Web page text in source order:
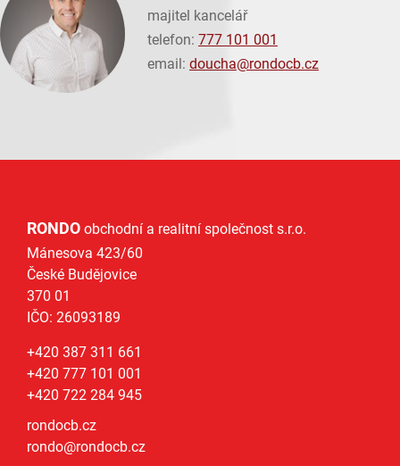
majitel kancelář
telefon: 777 101 001
email: doucha@rondocb.cz
RONDO obchodní a realitní společnost s.r.o.
Mánesova 423/60
České Budějovice
370 01
IČO: 26093189
+420 387 311 661
+420 777 101 001
+420 722 284 945
rondocb.cz
rondo@rondocb.cz